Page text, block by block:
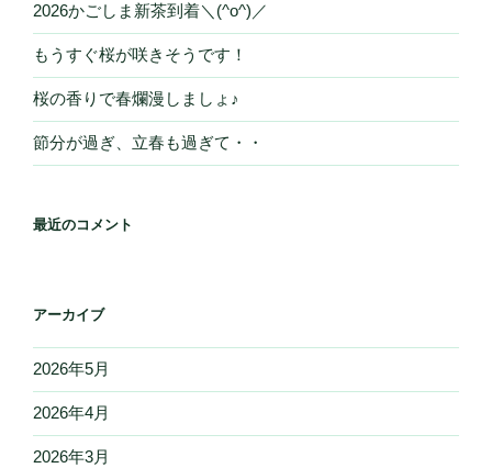
2026かごしま新茶到着＼(^o^)／
もうすぐ桜が咲きそうです！
桜の香りで春爛漫しましょ♪
節分が過ぎ、立春も過ぎて・・
最近のコメント
アーカイブ
2026年5月
2026年4月
2026年3月